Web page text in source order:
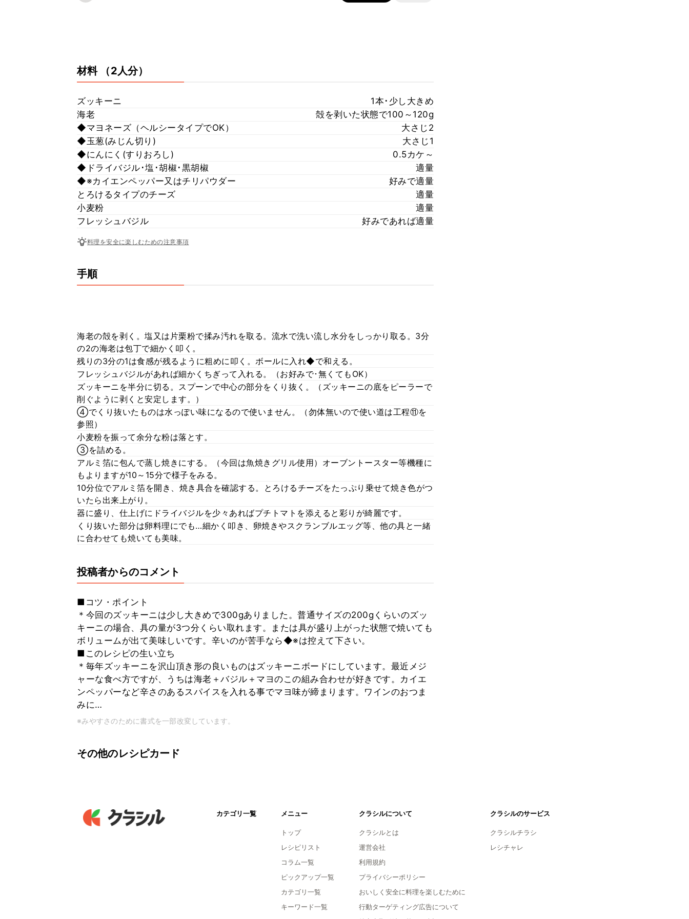
材料 （2人分）
ズッキーニ
1本･少し大きめ
海老
殻を剥いた状態で100～120g
◆マヨネーズ（ヘルシータイプでOK）
大さじ2
◆玉葱(みじん切り)
大さじ1
◆にんにく(すりおろし)
0.5カケ～
◆ドライバジル･塩･胡椒･黒胡椒
適量
◆※カイエンペッパー又はチリパウダー
好みで適量
とろけるタイプのチーズ
適量
小麦粉
適量
フレッシュバジル
好みであれば適量
料理を安全に楽しむための注意事項
手順
海老の殻を剥く。塩又は片栗粉で揉み汚れを取る。流水で洗い流し水分をしっかり取る。3分
の2の海老は包丁で細かく叩く。
残りの3分の1は食感が残るように粗めに叩く。ボールに入れ◆で和える。
フレッシュバジルがあれば細かくちぎって入れる。（お好みで･無くてもOK）
ズッキーニを半分に切る。スプーンで中心の部分をくり抜く。（ズッキーニの底をピーラーで
削ぐように剥くと安定します。）
④でくり抜いたものは水っぽい味になるので使いません。（勿体無いので使い道は工程⑪を
参照）
小麦粉を振って余分な粉は落とす。
③を詰める。
アルミ箔に包んで蒸し焼きにする。（今回は魚焼きグリル使用）オーブントースター等機種に
もよりますが10～15分で様子をみる。
10分位でアルミ箔を開き、焼き具合を確認する。とろけるチーズをたっぷり乗せて焼き色がつ
いたら出来上がり。
器に盛り、仕上げにドライバジルを少々あればプチトマトを添えると彩りが綺麗です。
くり抜いた部分は卵料理にでも…細かく叩き、卵焼きやスクランブルエッグ等、他の具と一緒
に合わせても焼いても美味。
投稿者からのコメント
■コツ・ポイント
＊今回のズッキーニは少し大きめで300gありました。普通サイズの200gくらいのズッ
キーニの場合、具の量が3つ分くらい取れます。または具が盛り上がった状態で焼いても
ボリュームが出て美味しいです。辛いのが苦手なら◆※は控えて下さい。
■このレシピの生い立ち
＊毎年ズッキーニを沢山頂き形の良いものはズッキーニボードにしています。最近メジ
ャーな食べ方ですが、うちは海老＋バジル＋マヨのこの組み合わせが好きです。カイエ
ンペッパーなど辛さのあるスパイスを入れる事でマヨ味が締まります。ワインのおつま
みに…
※みやすさのために書式を一部改変しています。
その他のレシピカード
カテゴリ一覧 メニュー
トップ
レシピリスト
コラム一覧
ピックアップ一覧
カテゴリ一覧
キーワード一覧
クラシルについて
クラシルとは
運営会社
利用規約
プライバシーポリシー
おいしく安全に料理を楽しむために
行動ターゲティング広告について
クラシルのサービス
クラシルチラシ
レシチャレ